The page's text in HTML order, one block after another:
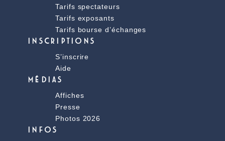
Tarifs spectateurs
Tarifs exposants
Tarifs bourse d’échanges
INSCRIPTIONS
S’inscrire
Aide
MÉDIAS
Affiches
Presse
Photos 2026
INFOS